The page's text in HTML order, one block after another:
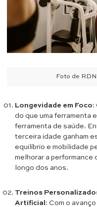
Foto de
Longevidade em Foco:
do que uma ferramenta
ferramenta de saúde.
terceira idade ganham
equilíbrio e mobilidade
melhorar a performance
longo dos anos.
Treinos
Artificial : Com o